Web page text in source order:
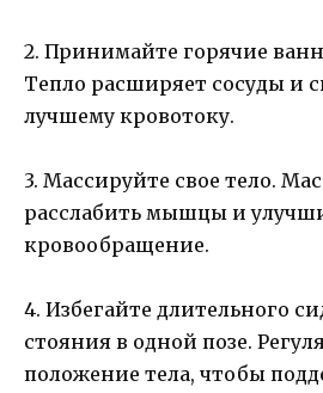
2. Принимайте горячие
Тепло расширяет сосуды и
лучшему кровотоку.
3. Массируйте свое тело.
расслабить мышцы и
кровообращение.
4. Избегайте длительного
стояния в одной позе.
положение тела, чтобы